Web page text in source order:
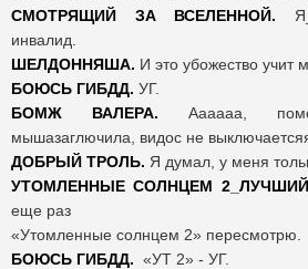
СМОТРЯЩИЙ ЗА ВСЕЛЕННОЙ.
инвалид.
ШЕЛДОННЯША. И это убожество учит
БОЮСЬ ГИБДД. УГ.
БОМЖ ВАЛЕРА. Аааааа,
мышазаглючила, видос не
ДОБРЫЙ ТРОЛЬ. Я думал, у меня
УТОМЛЕННЫЕ СОЛНЦЕМ
еще раз
«Утомленные солнцем 2» пересмотрю.
БОЮСЬ ГИБДД. «УТ 2» - УГ.